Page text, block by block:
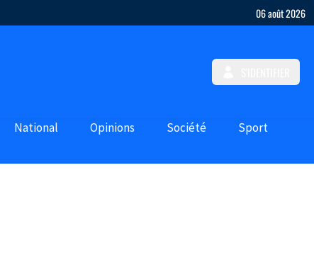
06 août 2026
National Opinions Société Sport